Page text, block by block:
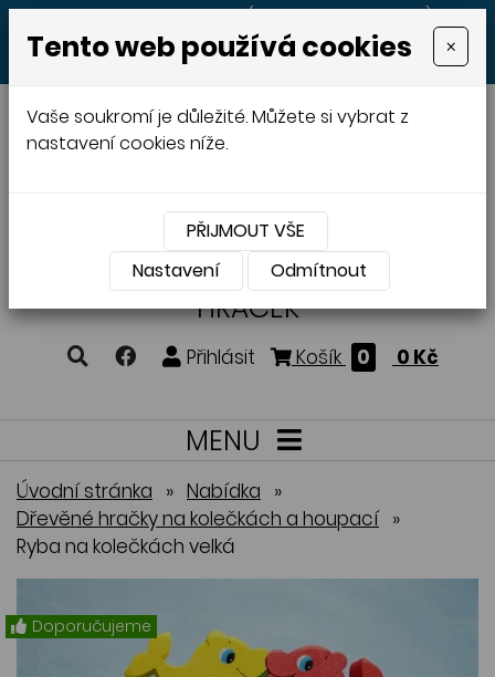
MENU
VÝROBA A PRODEJDŘEVĚNÝCH
HRAČEK
Přihlásit Košík 0 0 Kč
MENU
Úvodní stránka » Nabídka »
Dřevěné hračky na kolečkách a houpací »
Ryba na kolečkách velká
Doporučujeme
Tento web používá cookies ×
Vaše soukromí je důležité. Můžete si vybrat z
nastavení cookies níže.
PŘIJMOUT VŠE
Nastavení
Odmítnout